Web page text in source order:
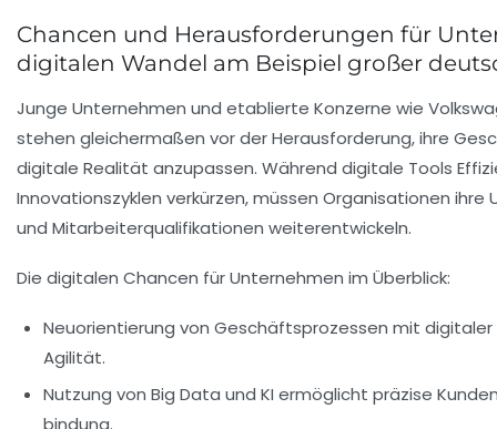
Chancen und Herausforderungen für
digitalen Wandel am Beispiel großer
Junge Unternehmen und etablierte Konzerne wie
stehen gleichermaßen vor der Herausforderung, ihre
digitale Realität anzupassen. Während digitale Tools
Innovationszyklen verkürzen, müssen Organisationen ihre
und Mitarbeiterqualifikationen weiterentwickeln.
Die digitalen Chancen für Unternehmen im Überblick:
Neuorientierung von Geschäftsprozessen mit
Agilität.
Nutzung von Big Data und KI ermöglicht präzise
bindung.